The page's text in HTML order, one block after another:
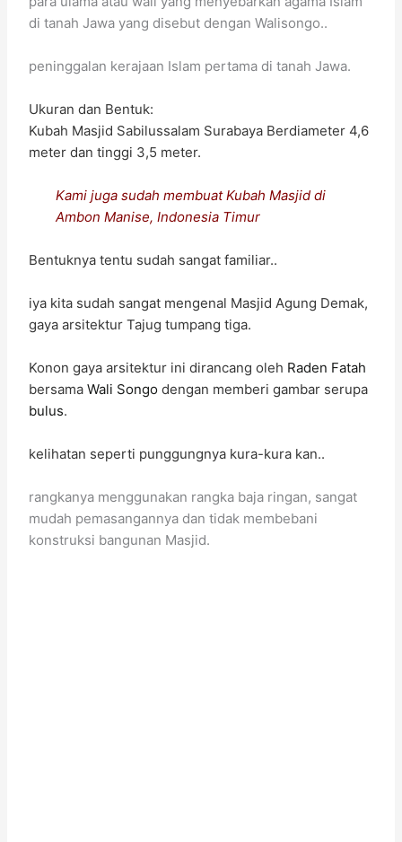
di tanah Jawa yang disebut dengan Walisongo..
peninggalan kerajaan Islam pertama di tanah Jawa.
Ukuran dan Bentuk:
Kubah Masjid Sabilussalam Surabaya Berdiameter 4,6
meter dan tinggi 3,5 meter.
Kami juga sudah membuat Kubah Masjid di
Ambon Manise, Indonesia Timur
Bentuknya tentu sudah sangat familiar..
iya kita sudah sangat mengenal Masjid Agung Demak,
gaya arsitektur Tajug tumpang tiga.
Konon gaya arsitektur ini dirancang oleh Raden Fatah
bersamaWali Songo dengan memberi gambar serupa
bulus.
kelihatan seperti punggungnya kura-kura kan..
rangkanya menggunakan rangka baja ringan, sangat
mudah pemasangannya dan tidak membebani
konstruksi bangunan Masjid.